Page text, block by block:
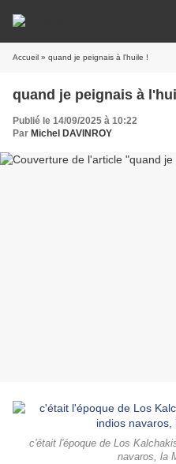
Accueil » quand je peignais à l'huile !
quand je peignais à
Publié le 14/09/2025 à 10:22
Par Michel DAVINROY
c'était l'époque de Los
navaros, la